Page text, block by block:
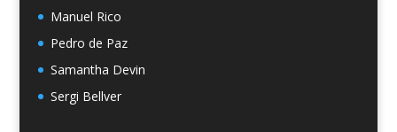
Manuel Rico
Pedro de Paz
Samantha Devin
Sergi Bellver